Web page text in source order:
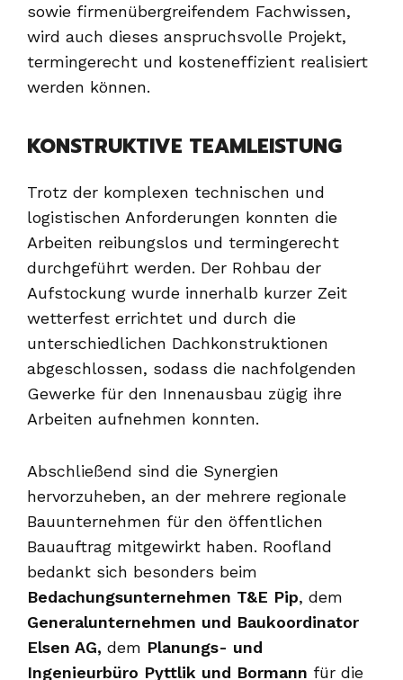
sowie firmenübergreifendem Fachwissen,
wird auch dieses anspruchsvolle Projekt,
termingerecht und kosteneffizient realisiert
werden können.
KONSTRUKTIVE TEAMLEISTUNG
Trotz der komplexen technischen und
logistischen Anforderungen konnten die
Arbeiten reibungslos und termingerecht
durchgeführt werden. Der Rohbau der
Aufstockung wurde innerhalb kurzer Zeit
wetterfest errichtet und durch die
unterschiedlichen Dachkonstruktionen
abgeschlossen, sodass die nachfolgenden
Gewerke für den Innenausbau zügig ihre
Arbeiten aufnehmen konnten.
Abschließend sind die Synergien
hervorzuheben, an der mehrere regionale
Bauunternehmen für den öffentlichen
Bauauftrag mitgewirkt haben. Roofland
bedankt sich besonders beim
Bedachungsunternehmen T&E Pip, dem
Generalunternehmen und Baukoordinator
Elsen AG, dem Planungs- und
Ingenieurbüro Pyttlik und Bormann für die